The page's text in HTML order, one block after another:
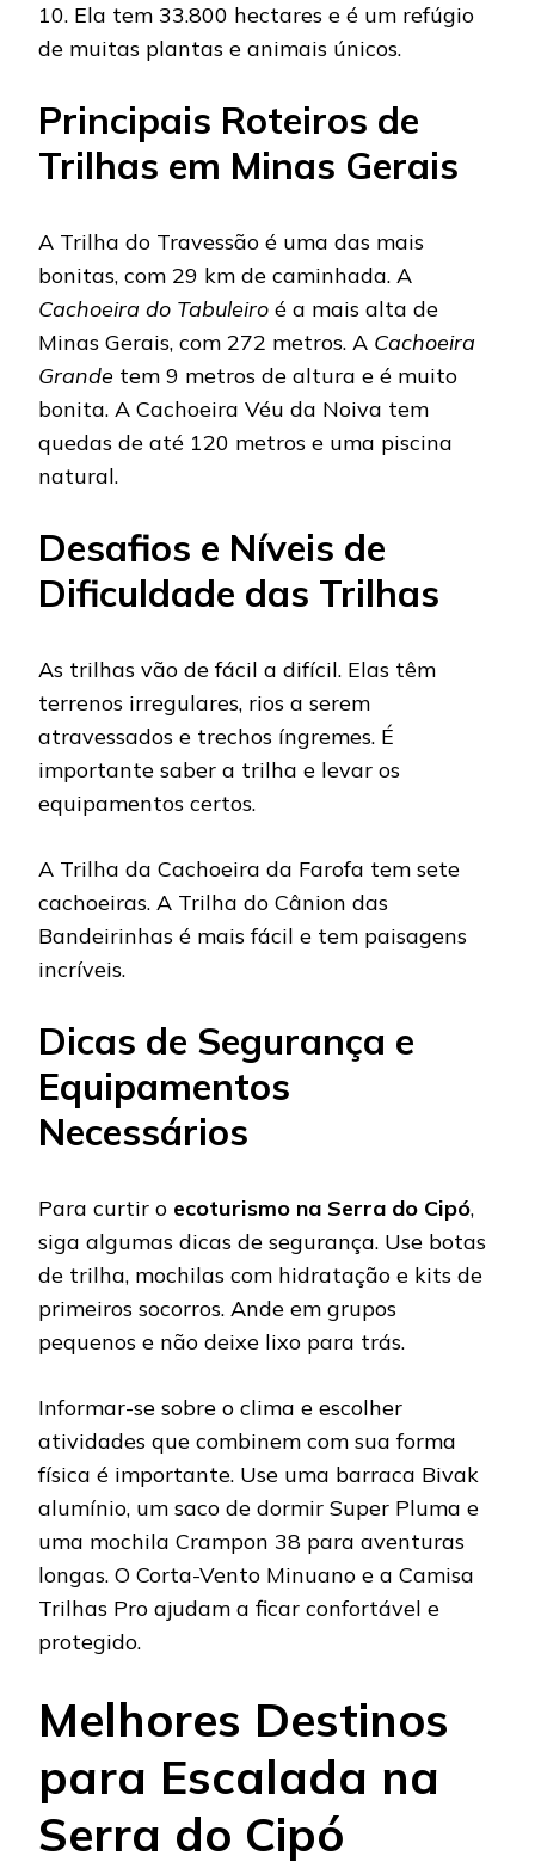
10. Ela tem 33.800 hectares e é um refúgio
de muitas plantas e animais únicos.
Principais Roteiros de
Trilhas em Minas Gerais
A Trilha do Travessão é uma das mais
bonitas, com 29 km de caminhada. A
Cachoeira do Tabuleiro é a mais alta de
Minas Gerais, com 272 metros. A Cachoeira
Grande tem 9 metros de altura e é muito
bonita. A Cachoeira Véu da Noiva tem
quedas de até 120 metros e uma piscina
natural.
Desafios e Níveis de
Dificuldade das Trilhas
As trilhas vão de fácil a difícil. Elas têm
terrenos irregulares, rios a serem
atravessados e trechos íngremes. É
importante saber a trilha e levar os
equipamentos certos.
A Trilha da Cachoeira da Farofa tem sete
cachoeiras. A Trilha do Cânion das
Bandeirinhas é mais fácil e tem paisagens
incríveis.
Dicas de Segurança e
Equipamentos
Necessários
Para curtir o ecoturismo na Serra do Cipó,
siga algumas dicas de segurança. Use botas
de trilha, mochilas com hidratação e kits de
primeiros socorros. Ande em grupos
pequenos e não deixe lixo para trás.
Informar-se sobre o clima e escolher
atividades que combinem com sua forma
física é importante. Use uma barraca Bivak
alumínio, um saco de dormir Super Pluma e
uma mochila Crampon 38 para aventuras
longas. O Corta-Vento Minuano e a Camisa
Trilhas Pro ajudam a ficar confortável e
protegido.
Melhores Destinos
para Escalada na
Serra do Cipó